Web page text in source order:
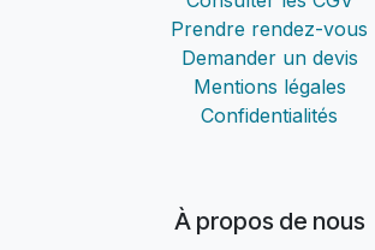
Prendre rendez-vous
Demander un devis
Mentions légales
Confidentialités
À propos de nous